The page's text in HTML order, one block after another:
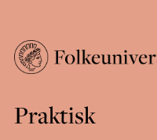
Praktisk